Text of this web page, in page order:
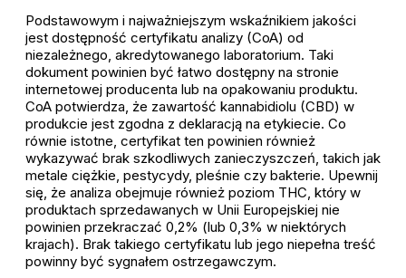
Podstawowym i najważniejszym wskaźnikiem jakości
jest dostępność certyfikatu analizy (CoA) od
niezależnego, akredytowanego laboratorium. Taki
dokument powinien być łatwo dostępny na stronie
internetowej producenta lub na opakowaniu produktu.
CoA potwierdza, że zawartość kannabidiolu (CBD) w
produkcie jest zgodna z deklaracją na etykiecie. Co
równie istotne, certyfikat ten powinien również
wykazywać brak szkodliwych zanieczyszczeń, takich jak
metale ciężkie, pestycydy, pleśnie czy bakterie. Upewnij
się, że analiza obejmuje również poziom THC, który w
produktach sprzedawanych w Unii Europejskiej nie
powinien przekraczać 0,2% (lub 0,3% w niektórych
krajach). Brak takiego certyfikatu lub jego niepełna treść
powinny być sygnałem ostrzegawczym.